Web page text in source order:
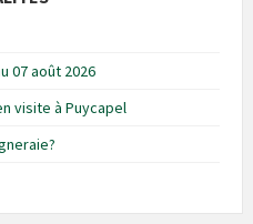
07 août 2026
visite à Puycapel